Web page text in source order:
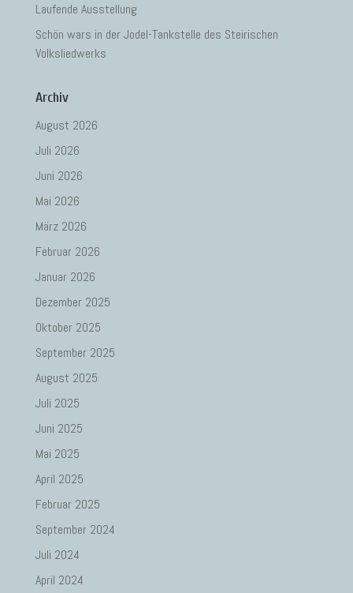
Laufende Ausstellung
Schön wars in der Jodel-Tankstelle des Steirischen
Volksliedwerks
Archiv
August 2026
Juli 2026
Juni 2026
Mai 2026
März 2026
Februar 2026
Januar 2026
Dezember 2025
Oktober 2025
September 2025
August 2025
Juli 2025
Juni 2025
Mai 2025
April 2025
Februar 2025
September 2024
Juli 2024
April 2024